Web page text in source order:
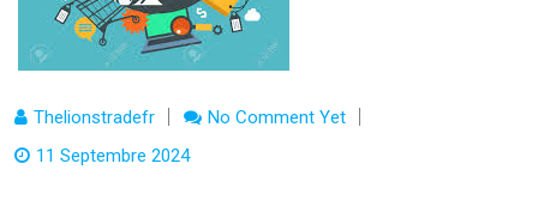
Thelionstradefr
No Comment Yet
11 Septembre 2024